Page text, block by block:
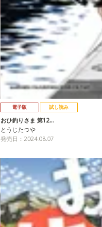
電子版 試し読み
おひ釣りさま 第12…
とうじたつや
発売日：2024.08.07